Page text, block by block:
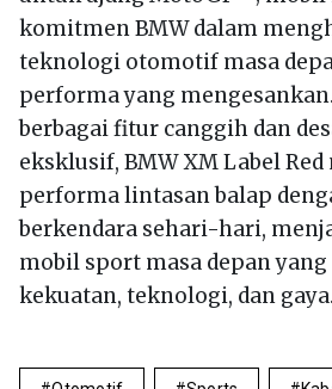
komitmen BMW dalam
teknologi otomotif masa
performa yang
berbagai fitur canggih dan
eksklusif, BMW XM Label
performa lintasan balap
berkendara sehari-hari,
mobil sport masa depan
kekuatan, teknologi, dan